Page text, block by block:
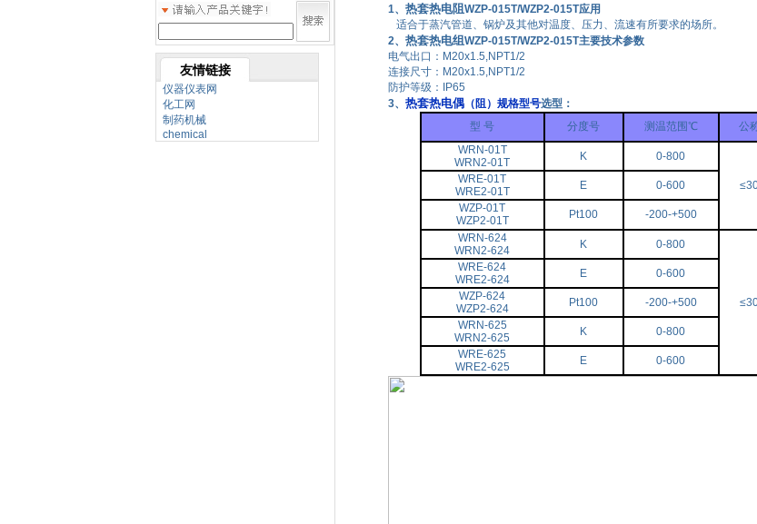
友情链接
仪器仪表网
化工网
制药机械
chemical
1、 热套热电阻WZP-015T/WZP2-015T应用
适合于蒸汽管道、锅炉及其他对温度、压力、流速有所要求的场所。
2、 热套热电组WZP-015T/WZP2-015T主要技术参数
电气出口：M20x1.5,NPT1/2
连接尺寸：M20x1.5,NPT1/2
防护等级：IP65
3、 热套热电偶 （阻）规格型号选型：
型 号
分度号 测温范围℃ 公
WRN-01T
WRN2-01T
K 0-800
WRE-01T
WRE2-01T
E
0-600
WZP-01T
WZP2-01T
Pt100
-200-+500
WRN-624
WRN2-624
K 0-800
WRE-624
WRE2-624
E
0-600
WZP-624
WZP2-624
Pt100
-200-+500
WRN-625
WRN2-625
K
0-800
WRE-625
WRE2-625
E 0-600